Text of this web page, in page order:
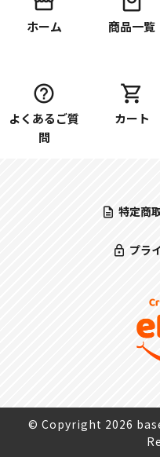
ホーム 商品一覧
よくあるご質
問
カート
特定商
プラ
© Copyright 2026